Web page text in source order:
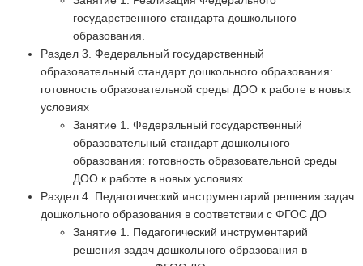
государственного стандарта дошкольного
образования.
Раздел 3. Федеральный государственный
образовательный стандарт дошкольного образования:
готовность образовательной среды ДОО к работе в новых
условиях
Занятие 1. Федеральный государственный
образовательный стандарт дошкольного
образования: готовность образовательной среды
ДОО к работе в новых условиях.
Раздел 4. Педагогический инструментарий решения задач
дошкольного образования в соответствии с ФГОС ДО
Занятие 1. Педагогический инструментарий
решения задач дошкольного образования в